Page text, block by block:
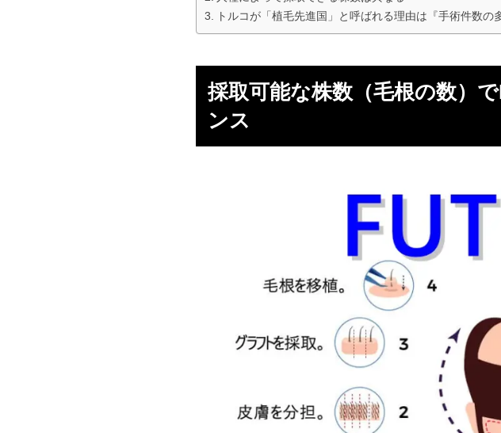
トルコが「植毛先進国」と呼ばれる理由は『手術件数の
採取可能な株数（毛根の数）
ンス